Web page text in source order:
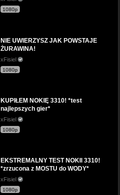
1080p
NIE UWIERZYSZ JAK POWSTAJE
ŻURAWINA!
xFisiel
1080p
KUPIŁEM NOKIĘ 3310! *test
najlepszych gier*
xFisiel
1080p
EKSTREMALNY TEST NOKII 3310!
*zrzucona z MOSTU do WODY*
xFisiel
1080p